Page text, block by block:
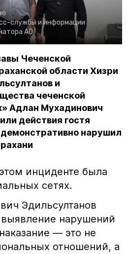
службы и информации
АО
Чеченской
области Хизри
и
чеченской
Адлан Мухадинович
действия гостя
нарушил
инциденте была
сетях.
Эдильсултанов
выявление нарушений
— это не
отношений, а